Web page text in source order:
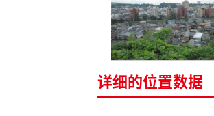
详细的位置数据